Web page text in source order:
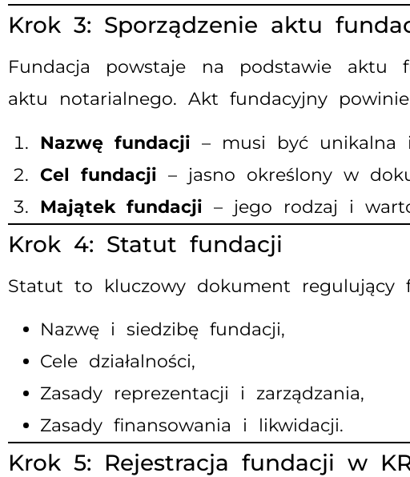
Krok 3: Sporządzenie aktu
Fundacja powstaje na podstawie aktu
aktu notarialnego. Akt fundacyjny
Nazwę fundacji – musi być unikalna
Cel fundacji – jasno określony w
Majątek fundacji – jego rodzaj i
Krok 4: Statut fundacji
Statut to kluczowy dokument regulujący
Nazwę i siedzibę fundacji,
Cele działalności,
Zasady reprezentacji i zarządzania,
Zasady finansowania i likwidacji.
Krok 5: Rejestracja fundacji w